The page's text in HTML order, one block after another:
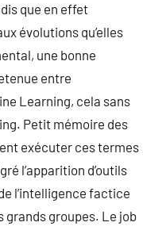
que en effet
évolutions qu’elles
une bonne
entre
Learning, cela sans
Petit mémoire des
exécuter ces termes
l’apparition d’outils
l’intelligence factice
groupes. Le job